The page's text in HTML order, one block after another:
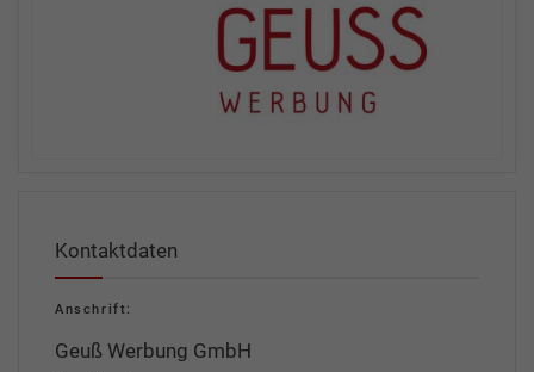
Kontaktdaten
Anschrift:
Geuß Werbung GmbH